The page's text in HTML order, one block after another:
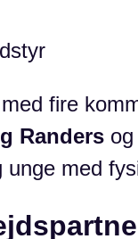
fire
Randers
med